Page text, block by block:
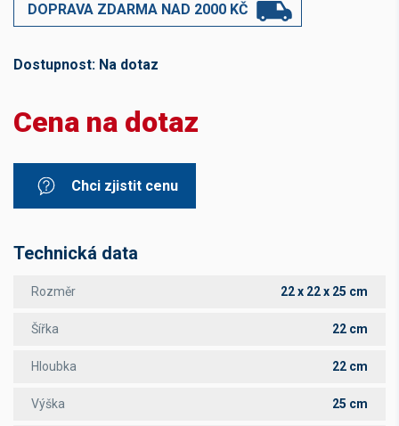
DOPRAVA ZDARMA NAD 2000 KČ
Dostupnost: Na dotaz
Cena na dotaz
Chci zjistit cenu
Technická data
Rozměr 22 x 22 x 25 cm
Šířka 22 cm
Hloubka 22 cm
Výška 25 cm